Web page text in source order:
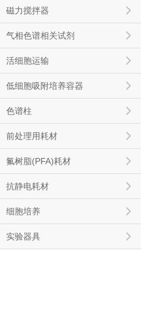
磁力搅拌器
气相色谱相关试剂
活细胞运输
低细胞吸附培养容器
色谱柱
前处理用耗材
氟树脂(PFA)耗材
抗静电耗材
细胞培养
实验器具